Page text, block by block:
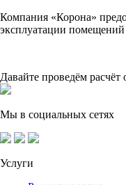
Компания «Корона»
эксплуатации помещений
Давайте проведём расчёт
Мы в социальных сетях
Услуги